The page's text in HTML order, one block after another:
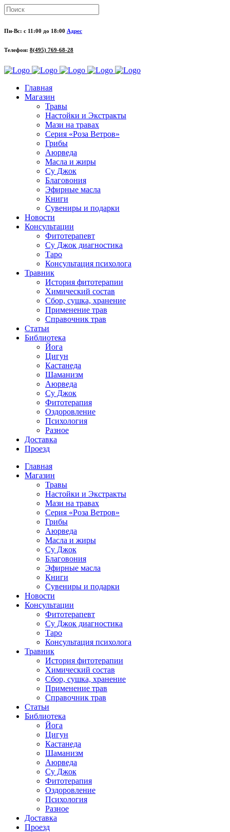
Пн-Вс: с 11:00 до 18:00 Адрес
Телефон: 8(495) 769-68-28
Главная
Магазин
Травы
Настойки и Экстракты
Мази на травах
Серия «Роза Ветров»
Грибы
Аюрведа
Масла и жиры
Су Джок
Благовония
Эфирные масла
Книги
Сувениры и подарки
Новости
Консультации
Фитотерапевт
Су Джок диагностика
Таро
Консультация психолога
Травник
История фитотерапии
Химический состав
Сбор, сушка, хранение
Применение трав
Справочник трав
Статьи
Библиотека
Йога
Цигун
Кастанеда
Шаманизм
Аюрведа
Су Джок
Фитотерапия
Оздоровление
Психология
Разное
Доставка
Проезд
Главная
Магазин
Травы
Настойки и Экстракты
Мази на травах
Серия «Роза Ветров»
Грибы
Аюрведа
Масла и жиры
Су Джок
Благовония
Эфирные масла
Книги
Сувениры и подарки
Новости
Консультации
Фитотерапевт
Су Джок диагностика
Таро
Консультация психолога
Травник
История фитотерапии
Химический состав
Сбор, сушка, хранение
Применение трав
Справочник трав
Статьи
Библиотека
Йога
Цигун
Кастанеда
Шаманизм
Аюрведа
Су Джок
Фитотерапия
Оздоровление
Психология
Разное
Доставка
Проезд